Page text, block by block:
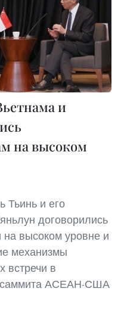
и
на высоком
Тьинь и его
договорились
на высоком уровне и
механизмы
встречи в
саммита АСЕАН-США